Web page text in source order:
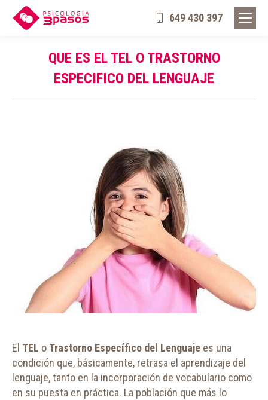
649 430 397
QUE ES EL TEL O TRASTORNO
ESPECIFICO DEL LENGUAJE
El TEL o Trastorno Específico del Lenguaje es una
condición que, básicamente, retrasa el aprendizaje del
lenguaje, tanto en la incorporación de vocabulario como
en su puesta en práctica. La población que más lo